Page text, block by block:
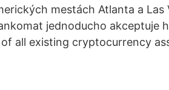
mestách Atlanta a
jednoducho akceptuje
all existing cryptocurrency